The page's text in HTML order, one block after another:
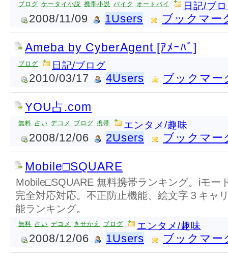
ブログ ケータイ小説 携帯小説 バイク オートバイ 日記/ブ
2008/11/09 1Users ブックマー
Ameba by CyberAgent [ｱﾒｰﾊﾞ]
ブログ 日記/ブログ
2010/03/17 4Users ブックマー
YOU占.com
無料 占い デコメ ブログ 携帯 エンタメ/趣味
2008/12/06 2Users ブックマー
Mobile□SQUARE
Mobile□SQUARE 無料携帯ランキング。iモー
完全対応対応。不正防止機能、絵文字３キャ
能ランキング。
無料 占い デコメ きせかえ ブログ エンタメ/趣味
2008/12/06 1Users ブックマー